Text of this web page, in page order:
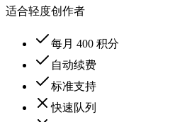
适合轻度创作者
每月 400 积分
自动续费
标准支持
快速队列